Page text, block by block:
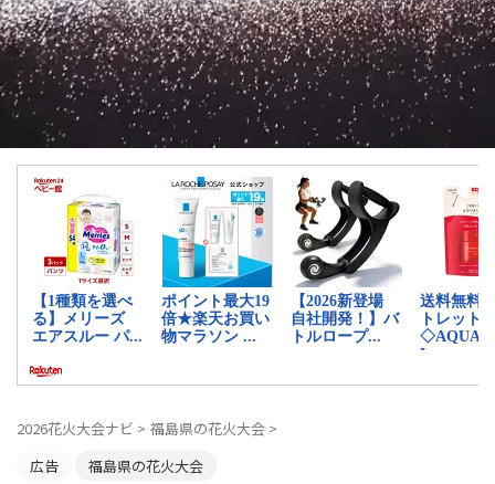
2026花火大会ナビ > 福島県の花火大会 >
広告
福島県の花火大会